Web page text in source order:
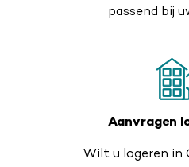
passend bij
Aanvragen
Wilt u logeren in